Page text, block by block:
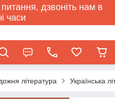
дзвоніть нам в
часи
література Українська